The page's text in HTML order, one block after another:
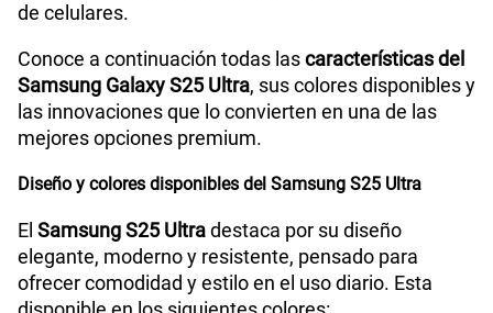
Paga solo
S/289.90
Ver menos planes
Bluetooth
Cámara de fotos Principal 200MP + 50MP + 50MP + 10MP
Cámara de fotos Frontal 12MP
Radio FM
de celulares.
Conoce a continuación todas lascaracterísticas del
Samsung Galaxy S25 Ultra, sus colores disponibles y
las innovaciones que lo convierten en una de las
mejores opciones premium.
Diseño y colores disponibles del Samsung S25 Ultra
El Samsung S25 Ultradestaca por su diseño
elegante, moderno y resistente, pensado para
ofrecer comodidad y estilo en el uso diario. Esta